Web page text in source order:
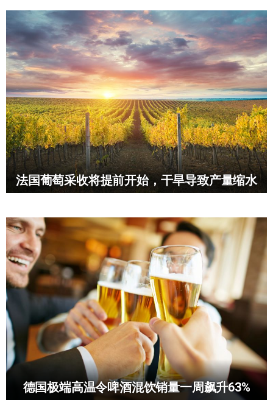
法国葡萄采收将提前开始，干旱导致产量缩水
德国极端高温令啤酒混饮销量一周飙升63%